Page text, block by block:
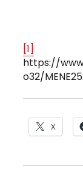
[1]
https://
o32/
X